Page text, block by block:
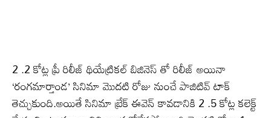
2 .2 కోట్ల ప్రీ రిలీజ్ థియేట్రికల్ బిజినెస్ తో రిలీజ్ అయినా
‘రంగమార్తాండ’ సినిమా మొదటి రోజు నుంచే పాజిటివ్ టాక్
తెచ్చుకుంది.అయితే సినిమా బ్రేక్ ఈవెన్ కావడానికి 2 .5 కోట్ల కలెక్ట్